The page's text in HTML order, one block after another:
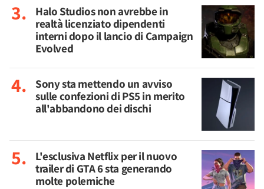
Halo Studios non avrebbe in
realtà licenziato dipendenti
interni dopo il lancio di Campaign
Evolved
Sony sta mettendo un avviso
sulle confezioni di PS5 in merito
all'abbandono dei dischi
L'esclusiva Netflix per il nuovo
trailer di GTA 6 sta generando
molte polemiche